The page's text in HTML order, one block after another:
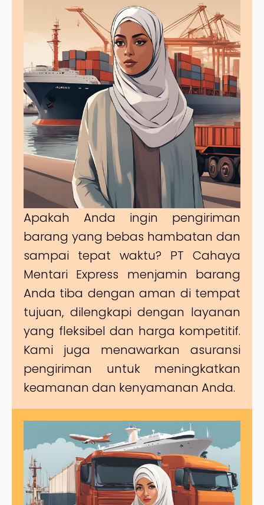
Apakah Anda ingin pengiriman
barang yang bebas hambatan dan
sampai tepat waktu? PT Cahaya
Mentari Express menjamin barang
Anda tiba dengan aman di tempat
tujuan, dilengkapi dengan layanan
yang fleksibel dan harga kompetitif.
Kami juga menawarkan asuransi
pengiriman untuk meningkatkan
keamanan dan kenyamanan Anda.